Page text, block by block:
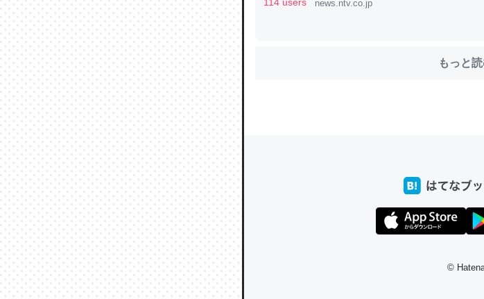
中。あと、Googleマップで位置情報を共有し
ちょうど同じ理由でEcho Show 8を設定中で
きる。一生で親と会える残り時間を日数にする
を実質100倍以上に伸ばす効果があるはず……
114 users news.ntv.co.jp
もっと
©